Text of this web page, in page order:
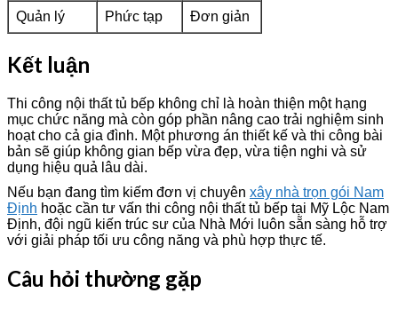
Quản lý Phức tạp Đơn giản
Kết luận
Thi công nội thất tủ bếp không chỉ là hoàn thiện một hạng
mục chức năng mà còn góp phần nâng cao trải nghiệm sinh
hoạt cho cả gia đình. Một phương án thiết kế và thi công bài
bản sẽ giúp không gian bếp vừa đẹp, vừa tiện nghi và sử
dụng hiệu quả lâu dài.
Nếu bạn đang tìm kiếm đơn vị chuyên xây nhà trọn gói Nam
Định hoặc cần tư vấn thi công nội thất tủ bếp tại Mỹ Lộc Nam
Định, đội ngũ kiến trúc sư của Nhà Mới luôn sẵn sàng hỗ trợ
với giải pháp tối ưu công năng và phù hợp thực tế.
Câu hỏi thường gặp